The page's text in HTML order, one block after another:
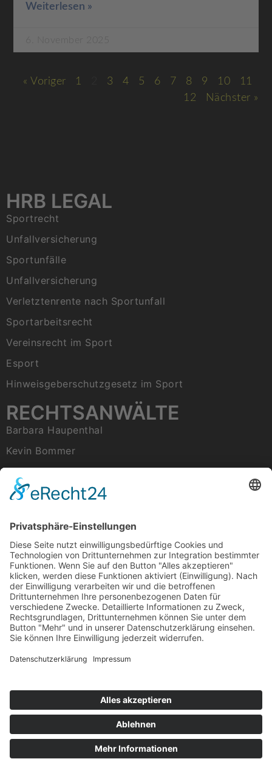
Weiterlesen »
« Voriger 1 3 4 5 6 7 8 9 10
11
12
Nächster »
HRB LEGAL
Sportrecht
Unfallversicherung
Sportunfälle
Unfallversicherung
Verletztenrente nach Sportunfall
Sportarbeitsrecht
Vereinsrecht im Sport
Esport
Hinweisgeberschutzgesetz im Sport
RECHTSANWÄLTE
Barbara Haupenthal
Kevin Bommer
Tobias Raab
RECHTLICHES
Cookie Einstellungen
+49 681 / 933 568 0000
Facebook
Kontakt